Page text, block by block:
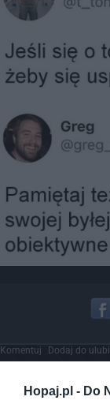
Hopaj.pl - Do
Komentuj Dodaj do